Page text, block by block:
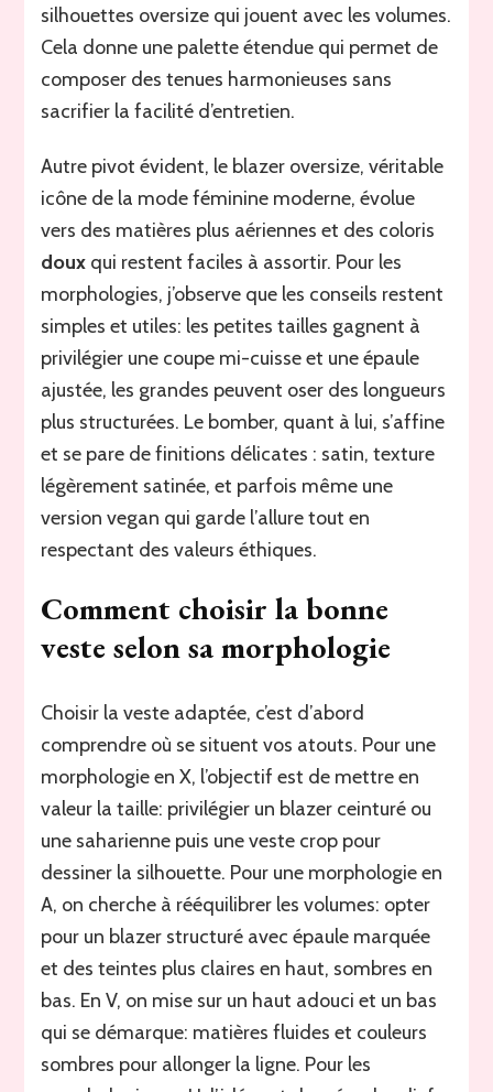
silhouettes oversize qui jouent avec les volumes.
Cela donne une palette étendue qui permet de
composer des tenues harmonieuses sans
sacrifier la facilité d’entretien.
Autre pivot évident, le blazer oversize, véritable
icône de la mode féminine moderne, évolue
vers des matières plus aériennes et des coloris
doux qui restent faciles à assortir. Pour les
morphologies, j’observe que les conseils restent
simples et utiles: les petites tailles gagnent à
privilégier une coupe mi-cuisse et une épaule
ajustée, les grandes peuvent oser des longueurs
plus structurées. Le bomber, quant à lui, s’affine
et se pare de finitions délicates : satin, texture
légèrement satinée, et parfois même une
version vegan qui garde l’allure tout en
respectant des valeurs éthiques.
Comment choisir la bonne
veste selon sa morphologie
Choisir la veste adaptée, c’est d’abord
comprendre où se situent vos atouts. Pour une
morphologie en X, l’objectif est de mettre en
valeur la taille: privilégier un blazer ceinturé ou
une saharienne puis une veste crop pour
dessiner la silhouette. Pour une morphologie en
A, on cherche à rééquilibrer les volumes: opter
pour un blazer structuré avec épaule marquée
et des teintes plus claires en haut, sombres en
bas. En V, on mise sur un haut adouci et un bas
qui se démarque: matières fluides et couleurs
sombres pour allonger la ligne. Pour les